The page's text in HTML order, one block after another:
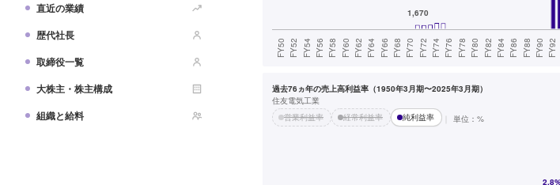
直近の業績
歴代社長
取締役一覧
大株主・株主構成
組織と給料
過去76ヵ年の売上高利益率（1950年3月期〜2025年3月期）
住友電気工業
営業利益率
経常利益率 純利益率 単位：%